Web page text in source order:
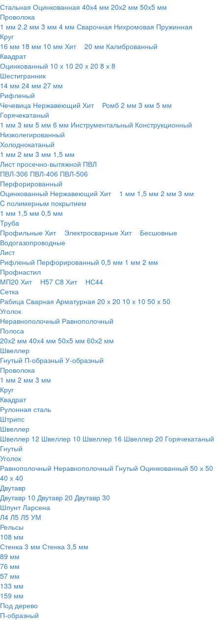
Стальная Оцинкованная 40х4 мм 20х2 мм 50х5 мм
Проволока
1 мм 2.2 мм 3 мм 4 мм Сварочная Нихромовая Пружинная
Круг
16 мм 18 мм 10 мм Хит 20 мм Калиброванный
Квадрат
Оцинкованный 10 х 10 20 х 20 8 х 8
Шестигранник
14 мм 24 мм 27 мм
Рифленый
Чечевица Нержавеющий Хит Ромб 2 мм 3 мм 5 мм
Горячекатаный
1 мм 3 мм 5 мм 6 мм Инструментальный Конструкционный
Низколегированный
Холоднокатаный
1 мм 2 мм 3 мм 1,5 мм
Лист просечно-вытяжной ПВЛ
ПВЛ-306 ПВЛ-406 ПВЛ-506
Перфорированный
Оцинкованный Нержавеющий Хит 1 мм 1,5 мм 2 мм 3 мм
C полимерным покрытием
1 мм 1,5 мм 0,5 мм
Труба
Профильные Хит Электросварные Хит
Бесшовные
Водогазопроводные
Лист
Рифленый Перфорированный 0,5 мм 1 мм 2 мм
Профнастил
МП20 Хит Н57 С8 Хит
НС44
Сетка
Рабица Сварная Арматурная 20 х 20 10 х 10 50 х 50
Уголок
Неравнополочный Равнополочный
Полоса
20х2 мм 40х4 мм 50х5 мм 60х2 мм
Швеллер
Гнутый П-образный У-образный
Проволока
1 мм 2 мм 3 мм
Круг
Квадрат
Рулонная сталь
Штрипс
Швеллер
Швеллер 12 Швеллер 10 Швеллер 16 Швеллер 20 Горячекатаный
Гнутый
Уголок
Равнополочный Неравнополочный Гнутый Оцинкованный 50 х 50
40 х 40
Двутавр
Двутавр 10 Двутавр 20 Двутавр 30
Шпунт Ларсена
Л4 Л5 Л5 УМ
Рельсы
108 мм
Стенка 3 мм Стенка 3,5 мм
89 мм
76 мм
57 мм
133 мм
159 мм
Под дерево
П-образный